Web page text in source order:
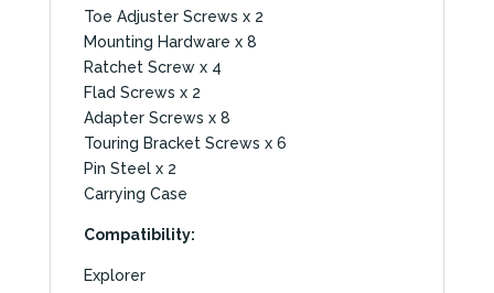
Toe Adjuster Screws x 2
Mounting Hardware x 8
Ratchet Screw x 4
Flad Screws x 2
Adapter Screws x 8
Touring Bracket Screws x 6
Pin Steel x 2
Carrying Case
Compatibility:
Explorer